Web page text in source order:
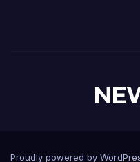
Proudly powered by